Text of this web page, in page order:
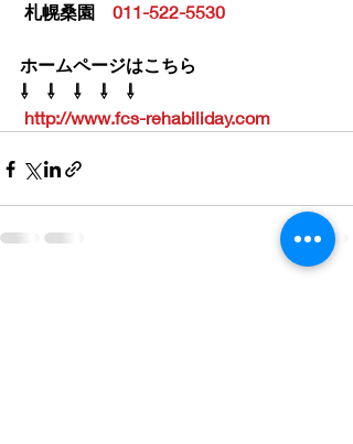
札幌桑園 011-522-5530
ホームページはこちら
⇩　⇩　⇩　⇩　⇩
http://www.fcs-rehabiliday.com